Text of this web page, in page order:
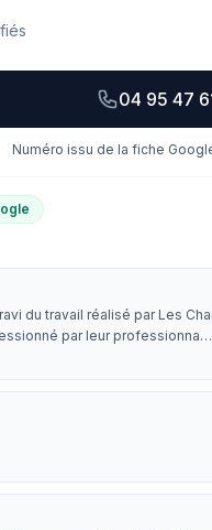
04 95 47
Numéro issu de la fiche
du travail réalisé par Les
par leur professionna…